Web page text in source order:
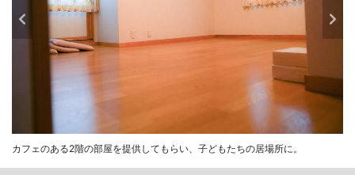
カフェのある2階の部屋を提供してもらい、子どもたちの居場所に。